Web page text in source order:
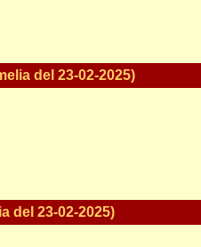
del 23-02-2025)
del 23-02-2025)